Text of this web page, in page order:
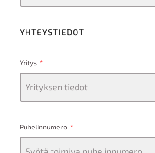
YHTEYSTIEDOT
Yritys
Puhelinnumero